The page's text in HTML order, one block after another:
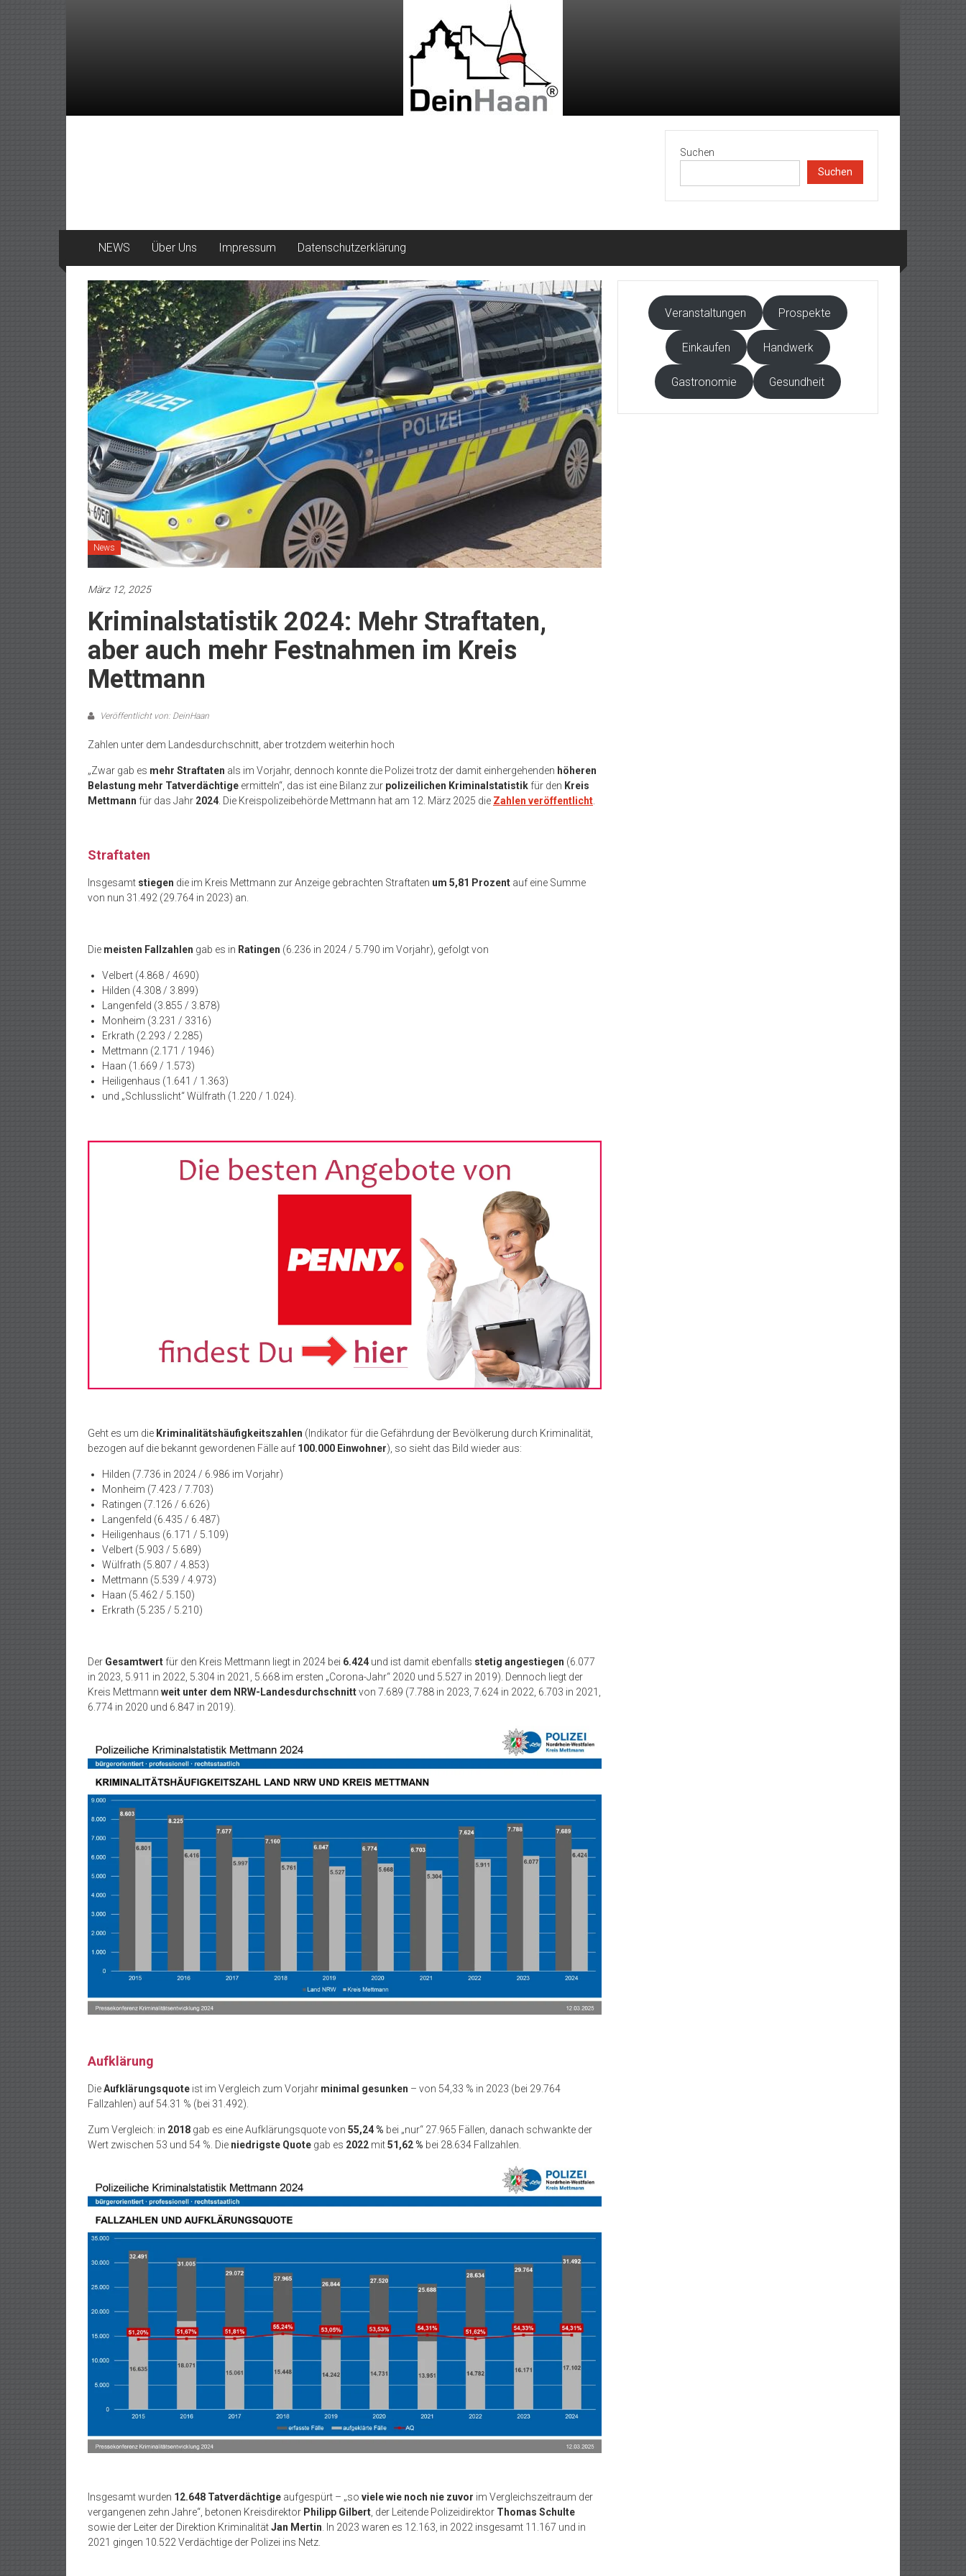
Suchen
Suchen
NEWS Über Uns Impressum Datenschutzerklärung
News
März 12, 2025
Kriminalstatistik 2024: Mehr Straftaten,
aber auch mehr Festnahmen im Kreis
Mettmann
Veröffentlicht von: DeinHaan
Zahlen unter dem Landesdurchschnitt, aber trotzdem weiterhin hoch
„Zwar gab es mehr Straftaten als im Vorjahr, dennoch konnte die Polizei trotz der damit einhergehenden höheren
Belastung mehr Tatverdächtige ermitteln“, das ist eine Bilanz zur polizeilichen Kriminalstatistik für den Kreis
Mettmann für das Jahr 2024 . Die Kreispolizeibehörde Mettmann hat am 12. März 2025 die Zahlen veröffentlicht
Straftaten
Insgesamt stiegen die im Kreis Mettmann zur Anzeige gebrachten Straftaten um 5,81 Prozent auf eine Summe
von nun 31.492 (29.764 in 2023) an.
Die meisten Fallzahlen gab es in Ratingen (6.236 in 2024 / 5.790 im Vorjahr), gefolgt von
Velbert (4.868 / 4690)
Hilden (4.308 / 3.899)
Langenfeld (3.855 / 3.878)
Monheim (3.231 / 3316)
Erkrath (2.293 / 2.285)
Mettmann (2.171 / 1946)
Haan (1.669 / 1.573)
Heiligenhaus (1.641 / 1.363)
und „Schlusslicht“ Wülfrath (1.220 / 1.024).
Geht es um die Kriminalitätshäufigkeitszahlen (Indikator für die Gefährdung der Bevölkerung durch Kriminalität,
bezogen auf die bekannt gewordenen Fälle auf 100.000 Einwohner), so sieht das Bild wieder aus:
Hilden (7.736 in 2024 / 6.986 im Vorjahr)
Monheim (7.423 / 7.703)
Ratingen (7.126 / 6.626)
Langenfeld (6.435 / 6.487)
Heiligenhaus (6.171 / 5.109)
Velbert (5.903 / 5.689)
Wülfrath (5.807 / 4.853)
Mettmann (5.539 / 4.973)
Haan (5.462 / 5.150)
Erkrath (5.235 / 5.210)
Der Gesamtwert für den Kreis Mettmann liegt in 2024 bei 6.424 und ist damit ebenfalls stetig angestiegen (6.077
in 2023, 5.911 in 2022, 5.304 in 2021, 5.668 im ersten „Corona-Jahr“ 2020 und 5.527 in 2019). Dennoch liegt der
Kreis Mettmann weit unter dem NRW-Landesdurchschnittvon 7.689 (7.788 in 2023, 7.624 in 2022, 6.703 in 2021,
6.774 in 2020 und 6.847 in 2019).
Aufklärung
DieAufklärungsquote ist im Vergleich zum Vorjahr minimal gesunken – von 54,33 % in 2023 (bei 29.764
Fallzahlen) auf 54.31 % (bei 31.492).
Zum Vergleich: in 2018 gab es eine Aufklärungsquote von 55,24 % bei „nur“ 27.965 Fällen, danach schwankte der
Wert zwischen 53 und 54 %. Die niedrigste Quote gab es 2022 mit51,62 % bei 28.634 Fallzahlen.
Insgesamt wurden 12.648 Tatverdächtige aufgespürt – „so viele wie noch nie zuvor im Vergleichszeitraum der
vergangenen zehn Jahre“, betonen Kreisdirektor Philipp Gilbert , der Leitende Polizeidirektor Thomas Schulte
sowie der Leiter der Direktion KriminalitätJan Mertin . In 2023 waren es 12.163, in 2022 insgesamt 11.167 und in
2021 gingen 10.522 Verdächtige der Polizei ins Netz.
Veranstaltungen Prospekte
Einkaufen Handwerk
Gastronomie Gesundheit